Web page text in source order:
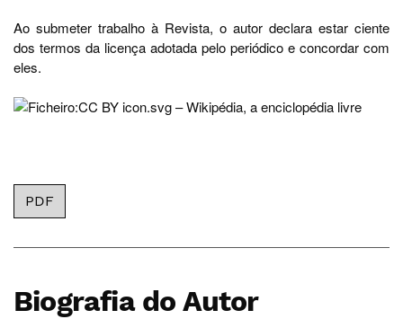
Ao submeter trabalho à Revista, o autor declara estar ciente
dos termos da licença adotada pelo periódico e concordar com
eles.
PDF
Biografia do Autor